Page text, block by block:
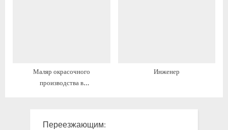
Маляр окрасочного
производства в
Инженер
Переезжающим: